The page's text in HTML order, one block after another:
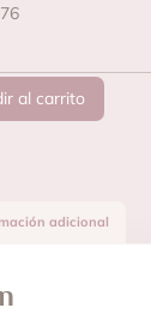
al carrito
adicional